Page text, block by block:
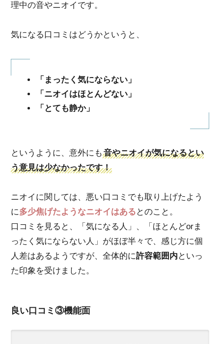
理中の音やニオイです。
気になる口コミはどうかというと、
「まったく気にならない」
「ニオイはほとんどない」
「とても静か」
というように、意外にも音やニオイが気になるとい
う意見は少なかったです！
ニオイに関しては、悪い口コミでも取り上げたよう
に多少焦げたようなニオイはある とのこと。
口コミを見ると、「気になる人」、「ほとんどorま
ったく気にならない人」がほぼ半々で、感じ方に個
人差はあるようですが、全体的に許容範囲内 といっ
た印象を受けました。
良い口コミ③機能面